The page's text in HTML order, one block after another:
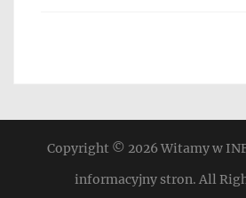
Copyright © 2026Witamy w
informacyjny stron. All